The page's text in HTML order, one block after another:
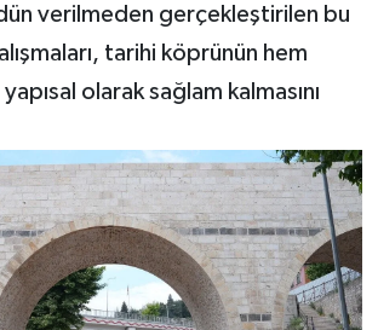
verilmeden gerçekleştirilen bu
tarihi köprünün hem
olarak sağlam kalmasını